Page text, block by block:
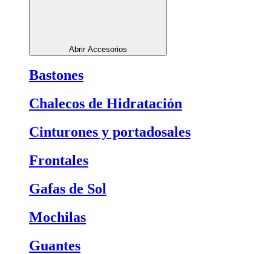
Abrir Accesorios
Bastones
Chalecos de Hidratación
Cinturones y portadosales
Frontales
Gafas de Sol
Mochilas
Guantes